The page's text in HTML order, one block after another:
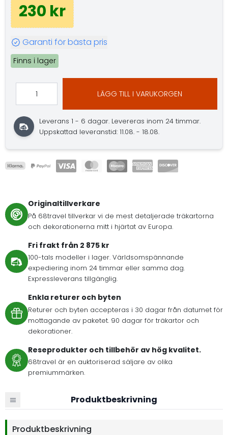
230 kr
Garanti för bästa pris
Finns i lager
LÄGG TILL I VARUKORGEN
Leverans 1 - 6 dagar. Levereras inom 24 timmar.
Uppskattad leveranstid: 11.08. - 18.08.
Originaltillverkare
På 68travel tillverkar vi de mest detaljerade träkartorna
och dekorationerna mitt i hjärtat av Europa.
Fri frakt från 2 875 kr
100-tals modeller i lager. Världsomspännande
expediering inom 24 timmar eller samma dag.
Expressleverans tillgänglig.
Enkla returer och byten
Returer och byten accepteras i 30 dagar från datumet för
mottagande av paketet. 90 dagar för träkartor och
dekorationer.
Reseprodukter och tillbehör av hög kvalitet.
68travel är en auktoriserad säljare av olika
premiummärken.
Produktbeskrivning
Produktbeskrivning